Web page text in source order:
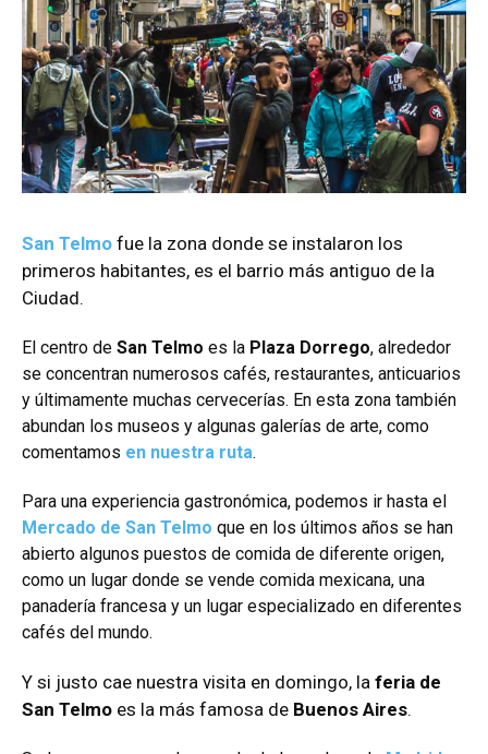
San Telmo fue la zona donde se instalaron los
primeros habitantes, es el barrio más antiguo de la
Ciudad.
El centro de San Telmo es la Plaza Dorrego, alrededor
se concentran numerosos cafés, restaurantes, anticuarios
y últimamente muchas cervecerías. En esta zona también
abundan los museos y algunas galerías de arte, como
comentamos en nuestra ruta.
Para una experiencia gastronómica, podemos ir hasta el
Mercado de San Telmo que en los últimos años se han
abierto algunos puestos de comida de diferente origen,
como un lugar donde se vende comida mexicana, una
panadería francesa y un lugar especializado en diferentes
cafés del mundo.
Y si justo cae nuestra visita en domingo, la feria de
San Telmo es la más famosa de Buenos Aires.